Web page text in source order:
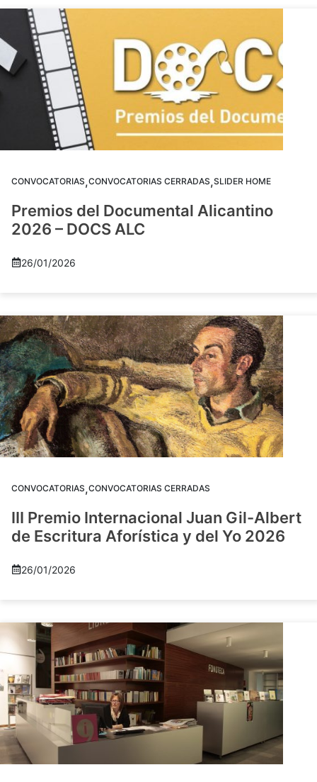
CONVOCATORIAS,CONVOCATORIAS CERRADAS,SLIDER HOME
Premios del Documental Alicantino
2026 – DOCS ALC
26/01/2026
CONVOCATORIAS,CONVOCATORIAS CERRADAS
III Premio Internacional Juan Gil-Albert
de Escritura Aforística y del Yo 2026
26/01/2026